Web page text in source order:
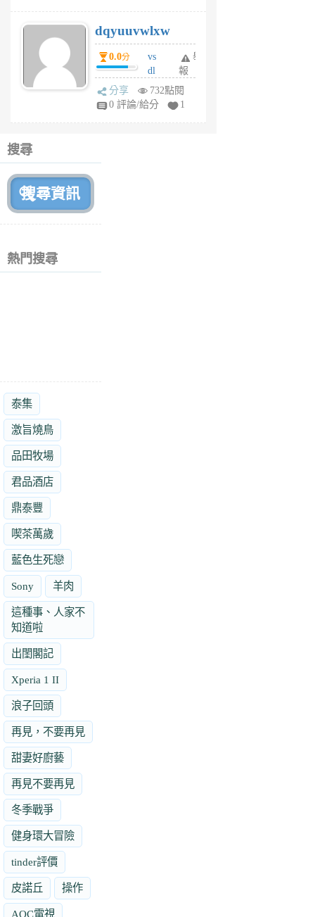
6
個
月
前
dqyuuvwlxw
0.0分
vs
dl
sq
fy
舉
報
分享
732點閱
0 評論/給分
1
搜尋
熱門搜尋
泰集
激旨燒鳥
品田牧場
君品酒店
鼎泰豐
喫茶萬歲
藍色生死戀
Sony 羊肉
這種事、人家不
知道啦
出閨閣記
Xperia 1 II
浪子回頭
再見，不要再見
甜妻好廚藝
再見不要再見
冬季戰爭
健身環大冒險
tinder評價
皮諾丘 操作
AOC電視